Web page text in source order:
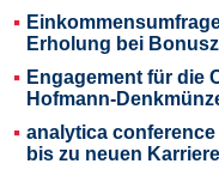
Erholung bei
Engagement für die
Hofmann-
analytica
bis zu neuen